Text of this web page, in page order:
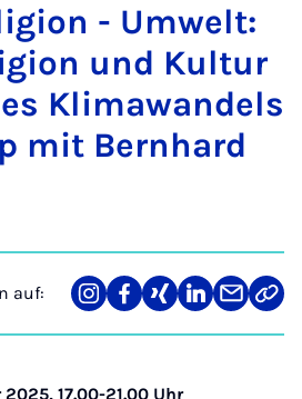
- Um­­­welt:
und Kul­tur
Kli­ma­wan­dels
mit Bern­hard
auf:
Teilen
auf
Teilen
auf
Teilen
auf
Teilen
auf
Teilen
über
Link
2025, 17.00-21.00 Uhr